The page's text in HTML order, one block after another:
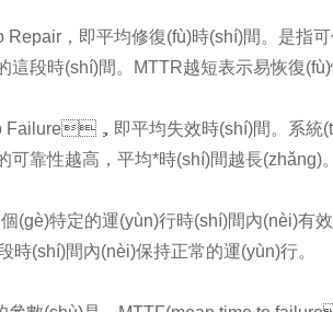
，即平均修復(fù)時(shí)間。是指
時(shí)間。MTTR越短表示易恢復(fù)性
，即平均失效時(shí)間。系統
可靠性越高，平均*時(shí)間越長(zhǎng)。
(gè)特定的運(yùn)行時(shí)間內(nèi)有
段時(shí)間內(nèi)保持正常的運(yùn)行。